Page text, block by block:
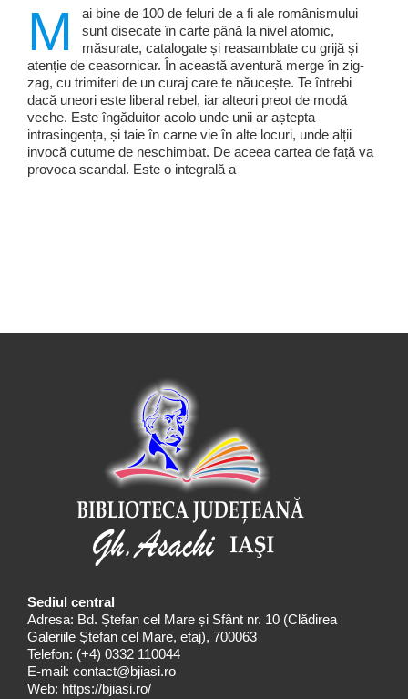
M
ai bine de 100 de feluri de a fi ale românismului
sunt disecate în carte până la nivel atomic,
măsurate, catalogate și reasamblate cu grijă și
atenție de ceasornicar. În această aventură merge în zig-
zag, cu trimiteri de un curaj care te năucește. Te întrebi
dacă uneori este liberal rebel, iar alteori preot de modă
veche. Este îngăduitor acolo unde unii ar aștepta
intrasingența, și taie în carne vie în alte locuri, unde alții
invocă cutume de neschimbat. De aceea cartea de față va
provoca scandal. Este o integrală a
Sediul central
Adresa: Bd. Ștefan cel Mare și Sfânt nr. 10 (Clădirea
Galeriile Ștefan cel Mare, etaj), 700063
Telefon: (+4) 0332 110044
E-mail: contact@bjiasi.ro
Web: https://bjiasi.ro/